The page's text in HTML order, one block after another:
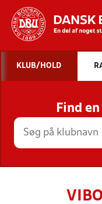
STILLINGER,
KLUB/HOLD
Find